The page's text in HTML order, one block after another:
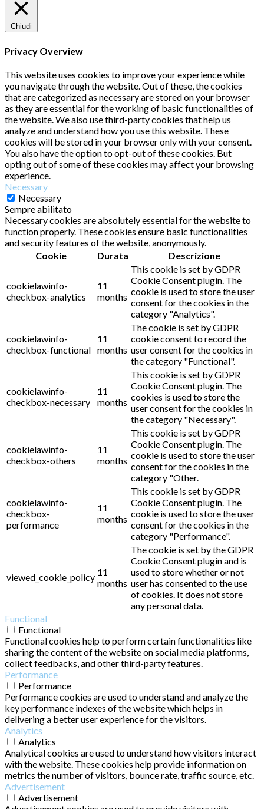
Chiudi
Privacy Overview
This website uses cookies to improve your experience while
you navigate through the website. Out of these, the cookies
that are categorized as necessary are stored on your browser
as they are essential for the working of basic functionalities of
the website. We also use third-party cookies that help us
analyze and understand how you use this website. These
cookies will be stored in your browser only with your consent.
You also have the option to opt-out of these cookies. But
opting out of some of these cookies may affect your browsing
experience.
Necessary
Necessary
Sempre abilitato
Necessary cookies are absolutely essential for the website to
function properly. These cookies ensure basic functionalities
and security features of the website, anonymously.
Cookie
Durata Descrizione
cookielawinfo-
checkbox-analytics
11
months
This cookie is set by GDPR
Cookie Consent plugin. The
cookie is used to store the user
consent for the cookies in the
category "Analytics".
cookielawinfo-
checkbox-functional
11
months
The cookie is set by GDPR
cookie consent to record the
user consent for the cookies in
the category "Functional".
cookielawinfo-
checkbox-necessary
11
months
This cookie is set by GDPR
Cookie Consent plugin. The
cookies is used to store the
user consent for the cookies in
the category "Necessary".
cookielawinfo-
checkbox-others
11
months
This cookie is set by GDPR
Cookie Consent plugin. The
cookie is used to store the user
consent for the cookies in the
category "Other.
cookielawinfo-
checkbox-
performance
11
months
This cookie is set by GDPR
Cookie Consent plugin. The
cookie is used to store the user
consent for the cookies in the
category "Performance".
viewed_cookie_policy 11
months
The cookie is set by the GDPR
Cookie Consent plugin and is
used to store whether or not
user has consented to the use
of cookies. It does not store
any personal data.
Functional
Functional
Functional cookies help to perform certain functionalities like
sharing the content of the website on social media platforms,
collect feedbacks, and other third-party features.
Performance
Performance
Performance cookies are used to understand and analyze the
key performance indexes of the website which helps in
delivering a better user experience for the visitors.
Analytics
Analytics
Analytical cookies are used to understand how visitors interact
with the website. These cookies help provide information on
metrics the number of visitors, bounce rate, traffic source, etc.
Advertisement
Advertisement